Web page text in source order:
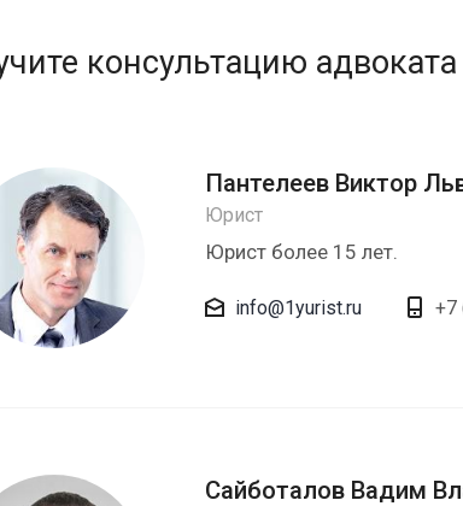
консультацию адвоката
Пантелеев Виктор
Юрист
Юрист более 15 лет.
info@1yurist.ru +7
Сайботалов Вадим